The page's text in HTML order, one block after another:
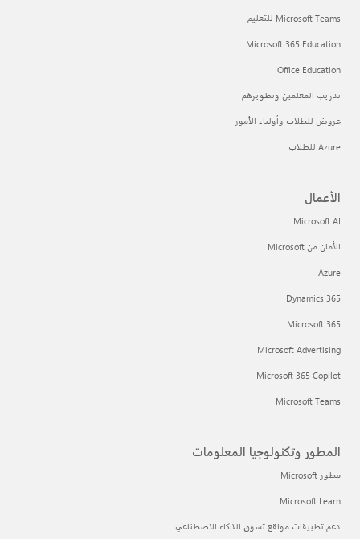
Microsoft Teams للتعليم
Microsoft 365 Education
Office Education
تدريب المعلمين وتطويرهم
عروض للطلاب وأولياء الأمور
Azure للطلاب
الأعمال
Microsoft AI
الأمان من Microsoft
Azure
Dynamics 365
Microsoft 365
Microsoft Advertising
Microsoft 365 Copilot
Microsoft Teams
المطور وتكنولوجيا المعلومات
مطور Microsoft
Microsoft Learn
دعم تطبيقات مواقع تسوق الذكاء الاصطناعي